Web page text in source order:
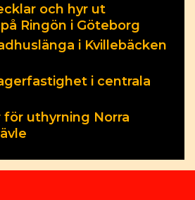
och hyr ut
Ringön i Göteborg
i Kvillebäcken
i centrala
uthyrning Norra